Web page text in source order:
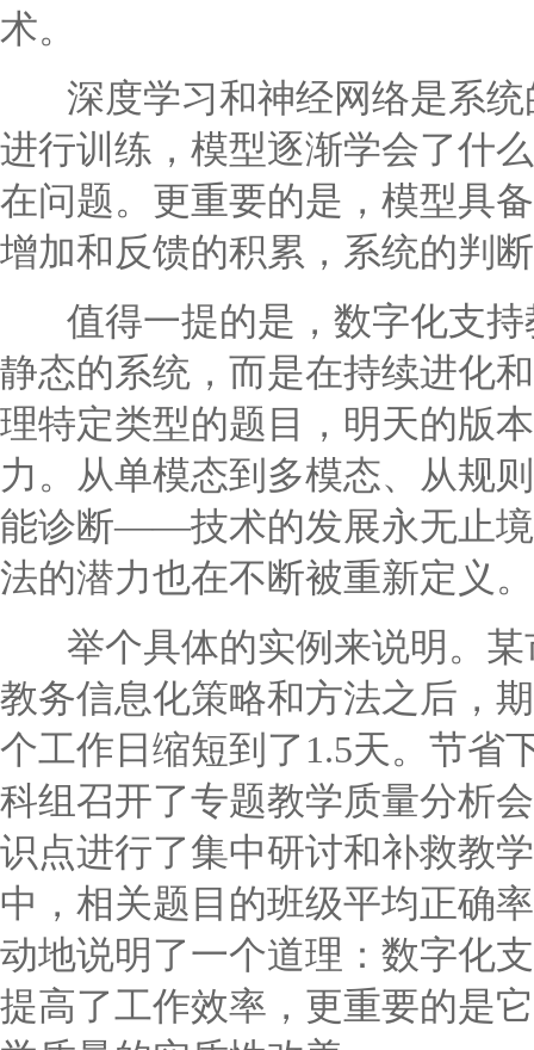
术。
深度学习和神经网络是系统
进行训练，模型逐渐学会了什
在问题。更重要的是，模型具
增加和反馈的积累，系统的判
值得一提的是，数字化支持
静态的系统，而是在持续进化
理特定类型的题目，明天的版
力。从单模态到多模态、从规
能诊断——技术的发展永无止
法的潜力也在不断被重新定义。
举个具体的实例来说明。某
教务信息化策略和方法之后，
个工作日缩短到了1.5天。节省
科组召开了专题教学质量分析
识点进行了集中研讨和补救教
中，相关题目的班级平均正确
动地说明了一个道理：数字化
提高了工作效率，更重要的是